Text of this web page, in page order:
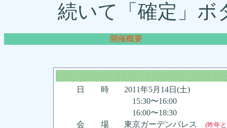
続いて「確定」ボ
開催概要
日 時
2011年5月14日(土)
15:30〜16:00
16:00〜18:30
会 場
東京ガーデンパレス (昨年